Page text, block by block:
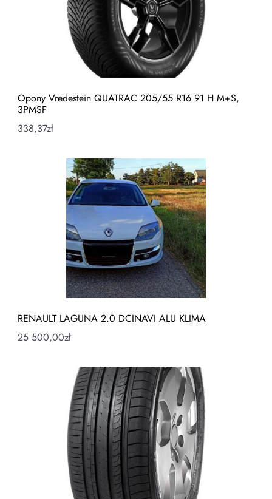
Opony Vredestein QUATRAC 205/55 R16 91 H M+S,
3PMSF
338,37zł
RENAULT LAGUNA 2.0 DCINAVI ALU KLIMA
25 500,00zł